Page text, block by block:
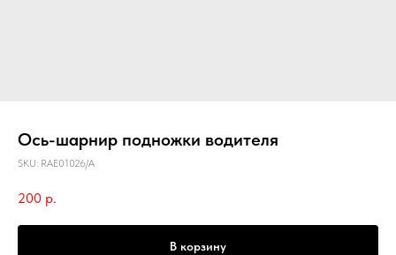
Ось-шарнир подножки водителя
SKU: RAE01026/A
200 р.
В корзину